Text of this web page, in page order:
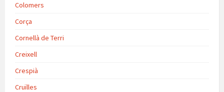
Colomers
Corça
Cornellà de Terri
Creixell
Crespià
Cruïlles